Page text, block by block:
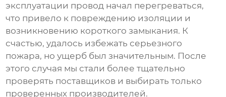
эксплуатации провод начал перегреваться,
что привело к повреждению изоляции и
возникновению короткого замыкания. К
счастью, удалось избежать серьезного
пожара, но ущерб был значительным. После
этого случая мы стали более тщательно
проверять поставщиков и выбирать только
проверенных производителей.